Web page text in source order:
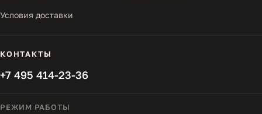
Условия доставки
КОНТАКТЫ
+7 495 414-23-36
РЕЖИМ РАБОТЫ